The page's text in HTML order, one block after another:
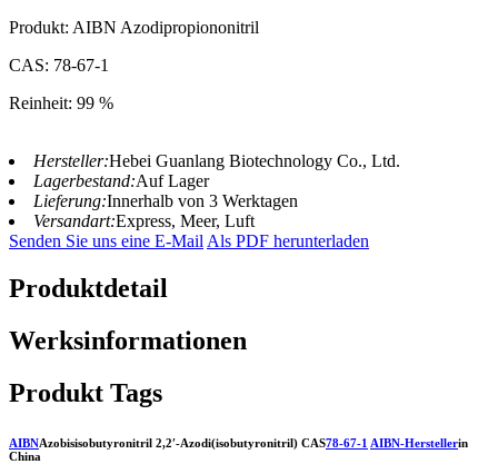
Produkt: AIBN Azodipropiononitril
CAS: 78-67-1
Reinheit: 99 %
Hersteller:Hebei Guanlang Biotechnology Co., Ltd.
Lagerbestand:Auf Lager
Lieferung:Innerhalb von 3 Werktagen
Versandart:Express, Meer, Luft
Senden Sie uns eine E-Mail Als PDF herunterladen
Produktdetail
Werksinformationen
Produkt Tags
AIBNAzobisisobutyronitril 2,2′-Azodi(isobutyronitril) CAS78-67-1 AIBN-Herstellerin
China